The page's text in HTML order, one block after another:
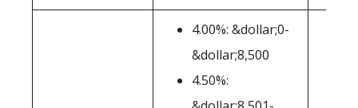
4.00%: &dollar;0-
&dollar;8,500
4.50%: